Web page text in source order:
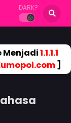
DARK?
Menjadi1.1.1.1
]